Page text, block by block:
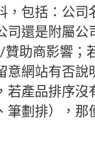
，包括：公司
司還是附屬公
助商影響；
意網站有否說
若產品排序沒
筆劃排），